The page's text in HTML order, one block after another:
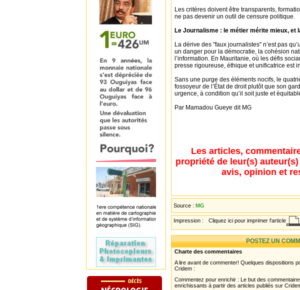
Les critères doivent être transparents,
ne pas devenir un outil de censure politique.
Le Journalisme : le métier mérite mieux, et
La dérive des "faux journalistes" n’est pas
un danger pour la démocratie, la cohésion
l’information. En Mauritanie, où les défis
presse rigoureuse, éthique et unificatrice est
Sans une purge des éléments nocifs, le
fossoyeur de l’État de droit plutôt que son
urgence, à condition qu’il soit juste et
Par Mamadou Gueye dit MG
Les articles,
propriété de leur(s)
avis, opinion et
Source : MG
Impression : Cliquez ici pour imprimer l'article
POSTEZ UN
Charte des commentaires
A lire avant de commenter! Quelques dispositions
Cridem :
Commentez pour enrichir : Le but des
enrichissants à partir des articles publiés sur